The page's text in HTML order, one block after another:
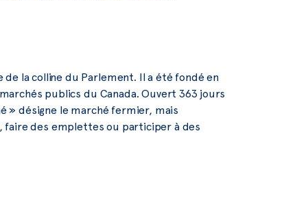
la colline du Parlement. Il a été fondé en
publics du Canada. Ouvert 363 jours
» désigne le marché fermier, mais
faire des emplettes ou participer à des